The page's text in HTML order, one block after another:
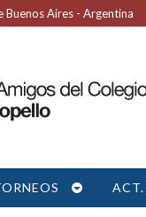
Aires - Argentina